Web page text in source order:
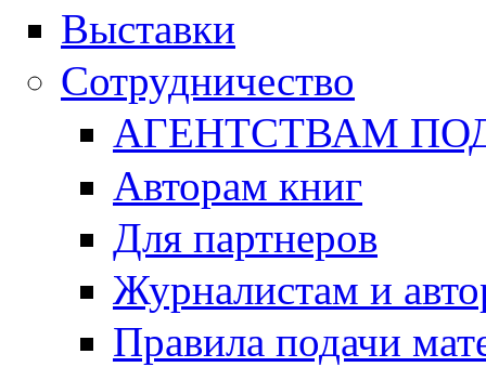
Выставки
Сотрудничество
АГЕНТСТВАМ
Авторам книг
Для партнеров
Журналистам и
Правила подачи